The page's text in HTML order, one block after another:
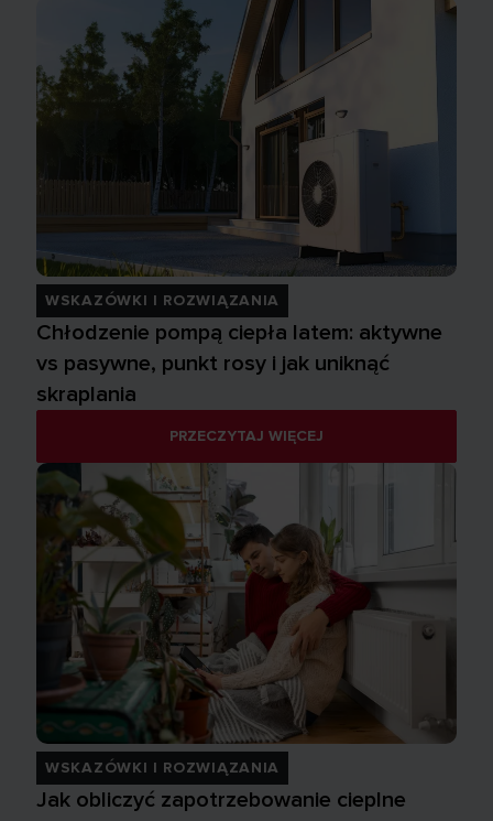
WSKAZÓWKI I ROZWIĄZANIA
Chłodzenie pompą ciepła latem: aktywne
vs pasywne, punkt rosy i jak uniknąć
skraplania
PRZECZYTAJ WIĘCEJ
WSKAZÓWKI I ROZWIĄZANIA
Jak obliczyć zapotrzebowanie cieplne